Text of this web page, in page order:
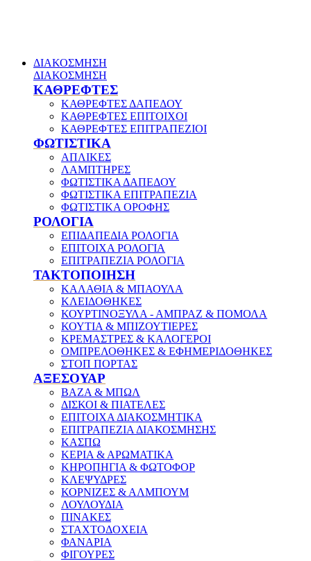
ΔΙΑΚΟΣΜΗΣΗ
ΔΙΑΚΟΣΜΗΣΗ
ΚΑΘΡΕΦΤΕΣ
ΚΑΘΡΕΦΤΕΣ ΔΑΠΕΔΟΥ
ΚΑΘΡΕΦΤΕΣ ΕΠΙΤΟΙΧΟΙ
ΚΑΘΡΕΦΤΕΣ ΕΠΙΤΡΑΠΕΖΙΟΙ
ΦΩΤΙΣΤΙΚΑ
ΑΠΛΙΚΕΣ
ΛΑΜΠΤΗΡΕΣ
ΦΩΤΙΣΤΙΚΑ ΔΑΠΕΔΟΥ
ΦΩΤΙΣΤΙΚΑ ΕΠΙΤΡΑΠΕΖΙΑ
ΦΩΤΙΣΤΙΚΑ ΟΡΟΦΗΣ
ΡΟΛΟΓΙΑ
ΕΠΙΔΑΠΕΔΙΑ ΡΟΛΟΓΙΑ
ΕΠΙΤΟΙΧΑ ΡΟΛΟΓΙΑ
ΕΠΙΤΡΑΠΕΖΙΑ ΡΟΛΟΓΙΑ
ΤΑΚΤΟΠΟΙΗΣΗ
ΚΑΛΑΘΙΑ & ΜΠΑΟΥΛΑ
ΚΛΕΙΔΟΘΗΚΕΣ
ΚΟΥΡΤΙΝΟΞΥΛΑ - ΑΜΠΡΑΖ & ΠΟΜΟΛΑ
ΚΟΥΤΙΑ & ΜΠΙΖΟΥΤΙΕΡΕΣ
ΚΡΕΜΑΣΤΡΕΣ & ΚΑΛΟΓΕΡΟΙ
ΟΜΠΡΕΛΟΘΗΚΕΣ & ΕΦΗΜΕΡΙΔΟΘΗΚΕΣ
ΣΤΟΠ ΠΟΡΤΑΣ
ΑΞΕΣΟΥΑΡ
ΒΑΖΑ & ΜΠΩΛ
ΔΙΣΚΟΙ & ΠΙΑΤΕΛΕΣ
ΕΠΙΤΟΙΧΑ ΔΙΑΚΟΣΜΗΤΙΚΑ
ΕΠΙΤΡΑΠΕΖΙΑ ΔΙΑΚΟΣΜΗΣΗΣ
ΚΑΣΠΩ
ΚΕΡΙΑ & ΑΡΩΜΑΤΙΚΑ
ΚΗΡΟΠΗΓΙΑ & ΦΩΤΟΦΟΡ
ΚΛΕΨΥΔΡΕΣ
ΚΟΡΝΙΖΕΣ & ΑΛΜΠΟΥΜ
ΛΟΥΛΟΥΔΙΑ
ΠΙΝΑΚΕΣ
ΣΤΑΧΤΟΔΟΧΕΙΑ
ΦΑΝΑΡΙΑ
ΦΙΓΟΥΡΕΣ